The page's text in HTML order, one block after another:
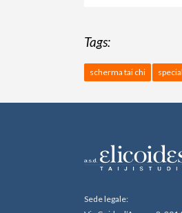
Tags:
scherma tai chi
Sede legale: